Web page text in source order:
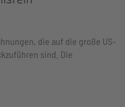
die auf die große US-
sind. Die